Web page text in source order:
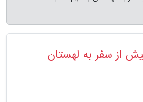
از سفر به لهستان